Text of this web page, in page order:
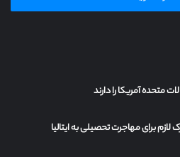
متحده آمریکا را دارند
لازم برای مهاجرت تحصیلی به ایتالیا